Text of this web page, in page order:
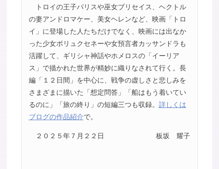
トロイの王子パリスや巫女ブリセイス、ヘクトル
の妻アンドロマケー、美女ヘレンなど、映画「トロ
イ」に登場した人たちだけでなく、映画には出なか
った少女ポリュクセネーや女預言者カッサンドラも
活躍して、ギリシャ神話やホメロスの「イーリア
ス」で描かれた世界が精妙に織りなされて行く。長
編「１２日間」を中心に、戦争の虚しさと悲しみを
さまざまに描いた「想定問答」「船はもう着いてい
るのに」「旅の終り」の短編三つも収録。 詳しくは
ブログの作品紹介で。
２０２５年７月２２日 板坂 耀子